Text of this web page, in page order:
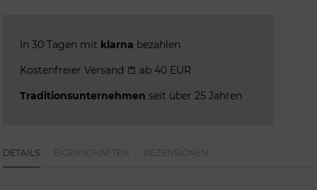
In 30 Tagen mit klarna bezahlen
Kostenfreier Versand
ab 40 EUR
Traditionsunternehmen seit über 25 Jahren
DETAILS EIGENSCHAFTEN REZENSIONEN